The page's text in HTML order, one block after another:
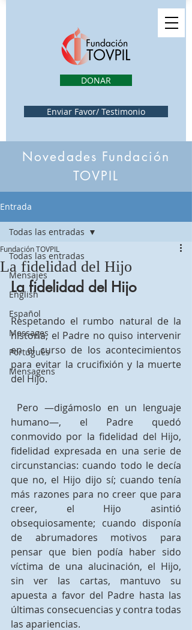
Enviar Favor/ Testimonio
DONAR
Novedades Fundación
TOVPIL
Entrada
Todas las entradas
Mensajes
English
Español
Messages
Português
Mensagens
Todas las entradas
La fidelidad del Hijo
Fundación TOVPIL
La fidelidad del Hijo
Respetando el rumbo natural de la
historia, el Padre no quiso intervenir
en el curso de los acontecimientos
para evitar la crucifixión y la muerte
del Hijo.
Pero —digámoslo en un lenguaje
humano—, el Padre quedó
conmovido por la fidelidad del Hijo,
fidelidad expresada en una serie de
circunstancias: cuando todo le decía
que no, el Hijo dijo sí; cuando tenía
más razones para no creer que para
creer, el Hijo asintió
obsequiosamente; cuando disponía
de abrumadores motivos para
pensar que bien podía haber sido
víctima de una alucinación, el Hijo,
sin ver las cartas, mantuvo su
apuesta a favor del Padre hasta las
últimas consecuencias y contra todas
las apariencias.